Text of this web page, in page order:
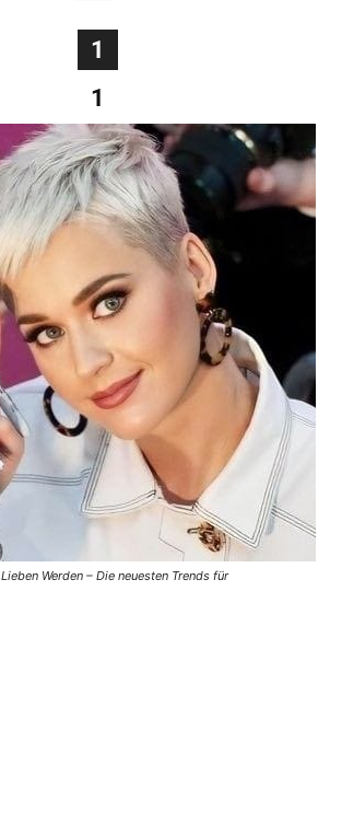
1
1
Werden – Die neuesten Trends für